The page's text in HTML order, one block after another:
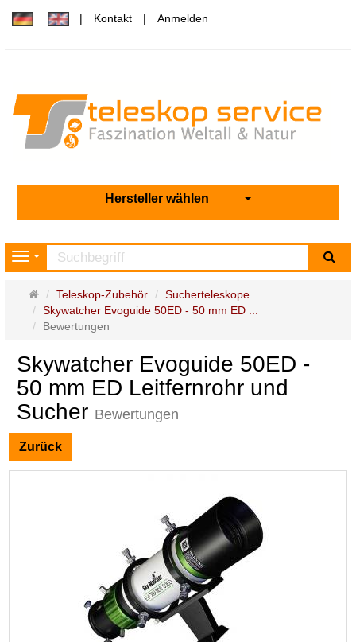
Kontakt Anmelden
Hersteller wählen
Navigation
Startseite
Teleskop-Zubehör
Sucherteleskope
Skywatcher Evoguide 50ED - 50 mm ED ...
Bewertungen
Skywatcher Evoguide 50ED -
50 mm ED Leitfernrohr und
Sucher Bewertungen
Zurück